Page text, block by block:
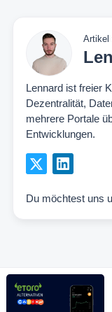
Artikel
Lennard ist freier
Dezentralität,
mehrere Portale
Entwicklungen.
Du möchtest uns